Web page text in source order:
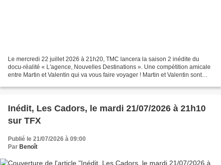
Le mercredi 22 juillet 2026 à 21h20, TMC lancera la saison 2 inédite du
docu-réalité « L'agence, Nouvelles Destinations ». Une compétition amicale
entre Martin et Valentin qui va vous faire voyager ! Martin et Valentin sont
Inédit, Les Cadors, le mardi 21/07/2026 à 21h10
sur TFX
Publié le 21/07/2026 à 09:00
Par Benoît